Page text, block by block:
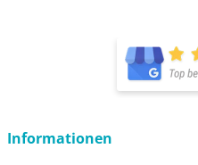
Informationen